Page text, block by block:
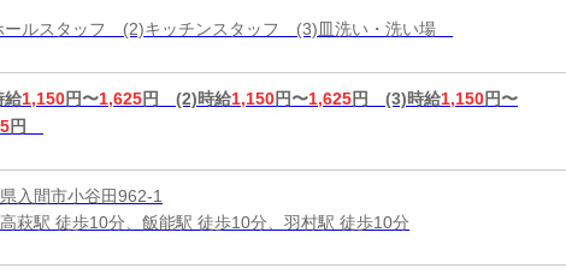
ールスタッフ (2)キッチンスタッフ (3)皿洗い・洗い場
給1,150円〜1,625円 (2)時給1,150円〜1,625円 (3)時給1,150円〜
円
入間市小谷田962-1
萩駅 徒歩10分、飯能駅 徒歩10分、羽村駅 徒歩10分